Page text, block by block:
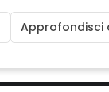
Approfondisci